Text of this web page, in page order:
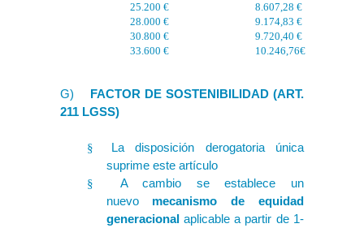
25.200 €
8.607,28 €
28.000 €
9.174,83 €
30.800 €
9.720,40 €
33.600 €
10.246,76€
G) FACTOR DE SOSTENIBILIDAD (ART.
211 LGSS)
§
La disposición derogatoria única
suprime este artículo
§
A cambio se establece un
nuevo mecanismo de equidad
generacional aplicable a partir de 1-